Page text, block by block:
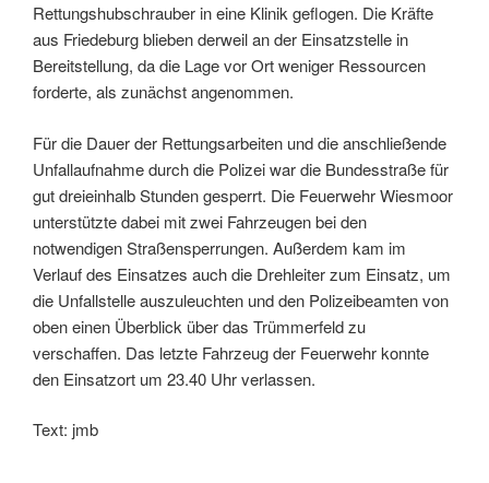
Rettungshubschrauber in eine Klinik geflogen. Die Kräfte
aus Friedeburg blieben derweil an der Einsatzstelle in
Bereitstellung, da die Lage vor Ort weniger Ressourcen
forderte, als zunächst angenommen.
Für die Dauer der Rettungsarbeiten und die anschließende
Unfallaufnahme durch die Polizei war die Bundesstraße für
gut dreieinhalb Stunden gesperrt. Die Feuerwehr Wiesmoor
unterstützte dabei mit zwei Fahrzeugen bei den
notwendigen Straßensperrungen. Außerdem kam im
Verlauf des Einsatzes auch die Drehleiter zum Einsatz, um
die Unfallstelle auszuleuchten und den Polizeibeamten von
oben einen Überblick über das Trümmerfeld zu
verschaffen. Das letzte Fahrzeug der Feuerwehr konnte
den Einsatzort um 23.40 Uhr verlassen.
Text: jmb